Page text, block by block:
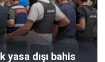
yasa dışı bahis